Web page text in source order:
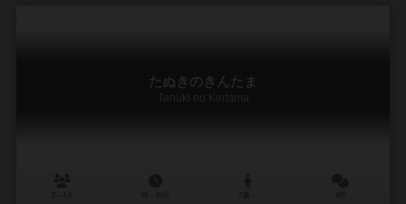
たぬきのきんたま
Tanuki no Kintama